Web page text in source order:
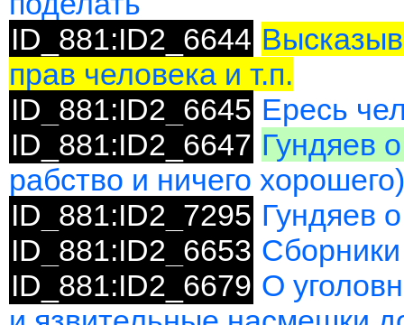
ID_881:ID2_6644
прав человека и т.п.
ID_881:ID2_6645 Ересь
ID_881:ID2_6647 Гундяев
рабство и ничего хорошего)
ID_881:ID2_7295 Гундяев
ID_881:ID2_6653
ID_881:ID2_6679 О